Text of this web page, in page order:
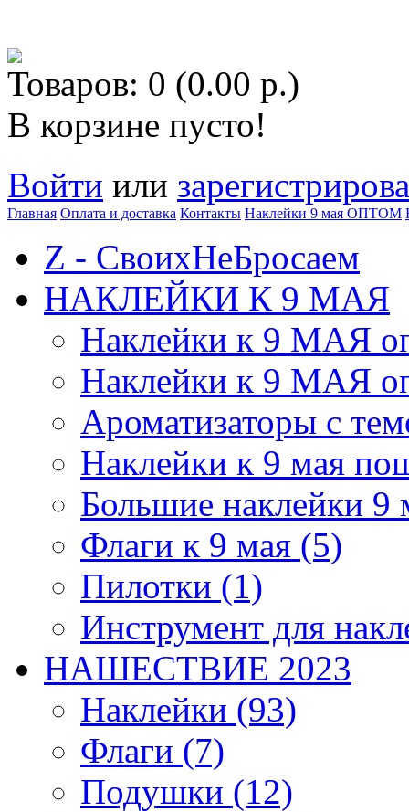
Товаров: 0 (0.00 р.)
В корзине пусто!
Войти или
Главная Оплата и доставка Контакты Наклейки 9 мая ОПТОМ
Z - СвоихНеБросаем
НАКЛЕЙКИ К 9 МАЯ
Наклейки к 9 МАЯ
Наклейки к 9 МАЯ
Ароматизаторы с
Наклейки к 9 мая
Большие наклейки 9
Флаги к 9 мая (5)
Пилотки (1)
Инструмент для
НАШЕСТВИЕ 2023
Наклейки (93)
Флаги (7)
Подушки (12)